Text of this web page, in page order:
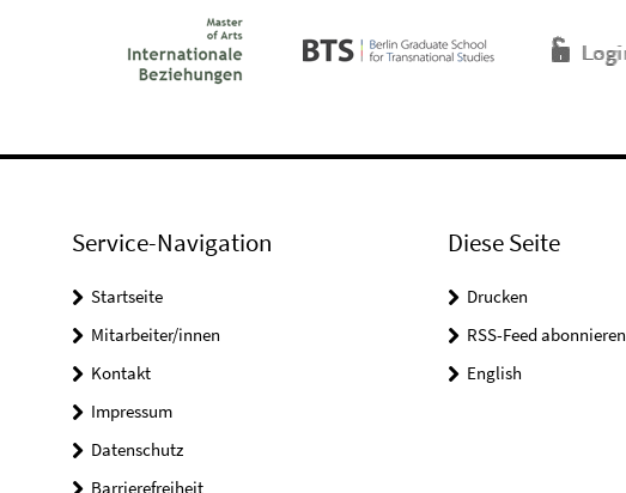
Service-Navigation
Startseite
Mitarbeiter/innen
Kontakt
Impressum
Datenschutz
Barrierefreiheit
Diese Seite
Drucken
RSS-Feed abonnieren
English